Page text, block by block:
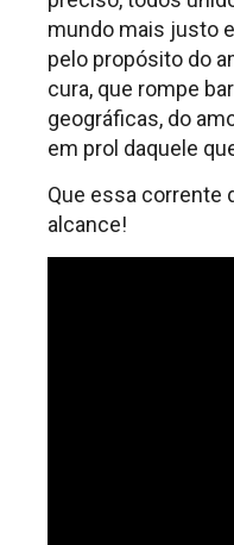
mundo mais justo
pelo propósito do
cura, que rompe
geográficas, do
em prol daquele
Que essa corrente
alcance!